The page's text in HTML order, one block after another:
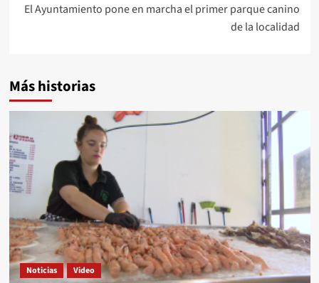
El Ayuntamiento pone en marcha el primer parque canino
de la localidad
Más historias
Noticias Video